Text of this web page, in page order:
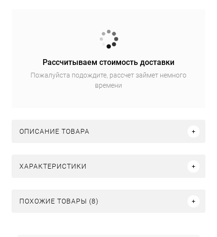
Рассчитываем стоимость доставки
Пожалуйста подождите, рассчет займет немного
времени
ОПИСАНИЕ ТОВАРА
ХАРАКТЕРИСТИКИ
ПОХОЖИЕ ТОВАРЫ (8)